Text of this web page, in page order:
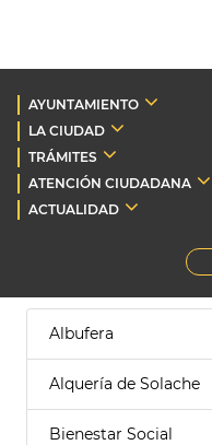
AYUNTAMIENTO
LA CIUDAD
TRÁMITES
ATENCIÓN CIUDADANA
ACTUALIDAD
Albufera
Alquería de Solache
Bienestar Social